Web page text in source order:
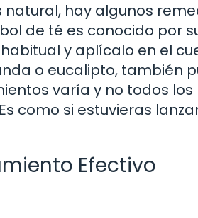
natural, hay algunos
de té es conocido por
y aplícalo en el
o eucalipto, también
varía y no todos
como si estuvieras
Efectivo